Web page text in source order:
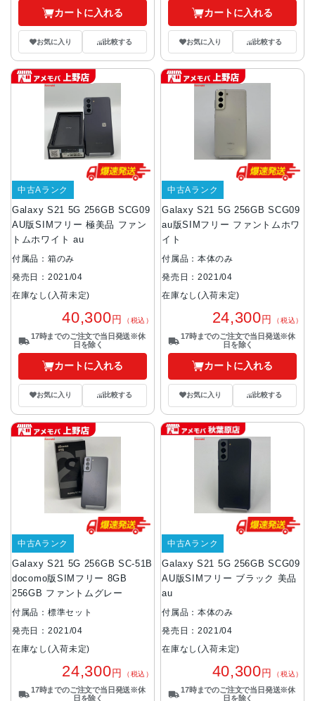
カートに入れる
お気に入り 比較する
カートに入れる
お気に入り 比較する
Galaxy S21 5G 256GB SCG09
AU版SIMフリー 極美品 ファン
トムホワイト au
中古Aランク
付属品：箱のみ
発売日：2021/04
在庫なし(入荷未定)
40,300円 （税込）
17時までのご注文で当日発送※休
日を除く
カートに入れる
お気に入り 比較する
Galaxy S21 5G 256GB SCG09
au版SIMフリー ファントムホワ
イト
中古Aランク
付属品：本体のみ
発売日：2021/04
在庫なし(入荷未定)
24,300円 （税込）
17時までのご注文で当日発送※休
日を除く
カートに入れる
お気に入り 比較する
Galaxy S21 5G 256GB SC-51B
docomo版SIMフリー 8GB
256GB ファントムグレー
中古Aランク
付属品：標準セット
発売日：2021/04
在庫なし(入荷未定)
24,300円 （税込）
17時までのご注文で当日発送※休
日を除く
Galaxy S21 5G 256GB SCG09
AU版SIMフリー ブラック 美品
au
中古Aランク
付属品：本体のみ
発売日：2021/04
在庫なし(入荷未定)
40,300円 （税込）
17時までのご注文で当日発送※休
日を除く